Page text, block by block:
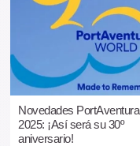
Novedades PortAventura
2025: ¡Así será su 30º
aniversario!